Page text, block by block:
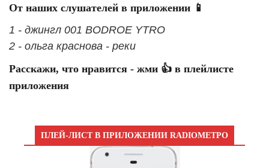
От наших слушателей в приложении 📱
1 - джингл 001 BODROE YTRO
2 - ольга краснова - реки
Расскажи, что нравится - жми 👍 в плейлисте
приложения
ПЛЕЙ-ЛИСТ В ПРИЛОЖЕНИИ RADIOМЕТРО